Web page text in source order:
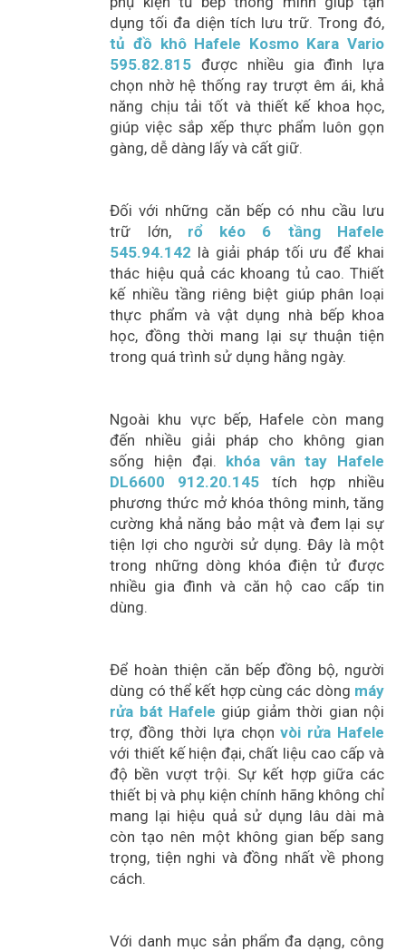
dụng tối đa diện tích lưu trữ. Trong đó,
tủ đồ khô Hafele Kosmo Kara Vario
595.82.815 được nhiều gia đình lựa
chọn nhờ hệ thống ray trượt êm ái, khả
năng chịu tải tốt và thiết kế khoa học,
giúp việc sắp xếp thực phẩm luôn gọn
gàng, dễ dàng lấy và cất giữ.
Đối với những căn bếp có nhu cầu lưu
trữ lớn, rổ kéo 6 tầng Hafele
545.94.142 là giải pháp tối ưu để khai
thác hiệu quả các khoang tủ cao. Thiết
kế nhiều tầng riêng biệt giúp phân loại
thực phẩm và vật dụng nhà bếp khoa
học, đồng thời mang lại sự thuận tiện
trong quá trình sử dụng hằng ngày.
Ngoài khu vực bếp, Hafele còn mang
đến nhiều giải pháp cho không gian
sống hiện đại. khóa vân tay Hafele
DL6600 912.20.145 tích hợp nhiều
phương thức mở khóa thông minh, tăng
cường khả năng bảo mật và đem lại sự
tiện lợi cho người sử dụng. Đây là một
trong những dòng khóa điện tử được
nhiều gia đình và căn hộ cao cấp tin
dùng.
Để hoàn thiện căn bếp đồng bộ, người
dùng có thể kết hợp cùng các dòng máy
rửa bát Hafele giúp giảm thời gian nội
trợ, đồng thời lựa chọnvòi rửa Hafele
với thiết kế hiện đại, chất liệu cao cấp và
độ bền vượt trội. Sự kết hợp giữa các
thiết bị và phụ kiện chính hãng không chỉ
mang lại hiệu quả sử dụng lâu dài mà
còn tạo nên một không gian bếp sang
trọng, tiện nghi và đồng nhất về phong
cách.
Với danh mục sản phẩm đa dạng, công